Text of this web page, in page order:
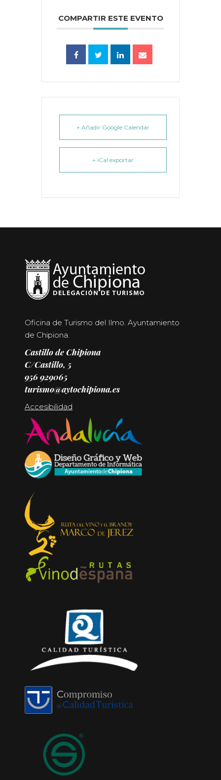
COMPARTIR ESTE EVENTO
+ Añadir Google Calendar
+ iCal exportar
Oficina de Turismo del Ilmo. Ayuntamiento
de Chipiona.
Castillo de Chipiona
C/Castillo, 5
956 929065
turismo@aytochipiona.es
Accesibilidad